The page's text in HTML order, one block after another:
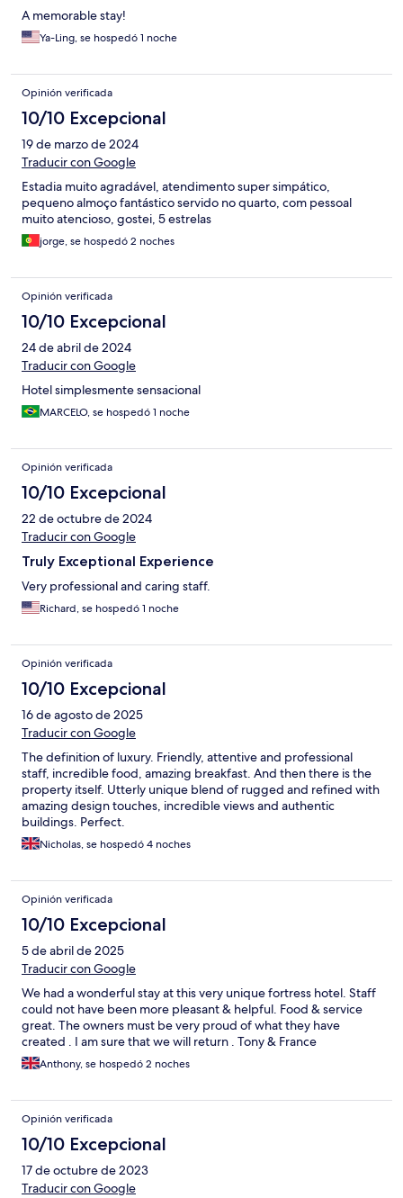
A memorable stay!
Ya-Ling, se hospedó 1 noche
Opinión verificada
10/10 Excepcional
19 de marzo de 2024
Traducir con Google
Estadia muito agradável, atendimento super simpático,
pequeno almoço fantástico servido no quarto, com pessoal
muito atencioso, gostei, 5 estrelas
jorge, se hospedó 2 noches
Opinión verificada
10/10 Excepcional
24 de abril de 2024
Traducir con Google
Hotel simplesmente sensacional
MARCELO, se hospedó 1 noche
Opinión verificada
10/10 Excepcional
22 de octubre de 2024
Traducir con Google
Truly Exceptional Experience
Very professional and caring staff.
Richard, se hospedó 1 noche
Opinión verificada
10/10 Excepcional
16 de agosto de 2025
Traducir con Google
The definition of luxury. Friendly, attentive and professional
staff, incredible food, amazing breakfast. And then there is the
property itself. Utterly unique blend of rugged and refined with
amazing design touches, incredible views and authentic
buildings. Perfect.
Nicholas, se hospedó 4 noches
Opinión verificada
10/10 Excepcional
5 de abril de 2025
Traducir con Google
We had a wonderful stay at this very unique fortress hotel. Staff
could not have been more pleasant & helpful. Food & service
great. The owners must be very proud of what they have
created . I am sure that we will return . Tony & France
Anthony, se hospedó 2 noches
Opinión verificada
10/10 Excepcional
17 de octubre de 2023
Traducir con Google